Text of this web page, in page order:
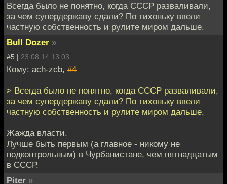
Всегда было не понятно, когда СССР разваливали,
за чем супердержаву сдали? По тихоньку ввели
частную собственность и рулите миром дальше.
Bull Dozer »
#5 | 23.08.14 13:03
Кому: ach-zcb, #4
> Всегда было не понятно, когда СССР разваливали,
за чем супердержаву сдали? По тихоньку ввели
частную собственность и рулите миром дальше.
Жажда власти.
Лучше быть первым (а главное - никому не
подконтрольным) в Чурбанистане, чем пятнадцатым
в СССР.
Piter »